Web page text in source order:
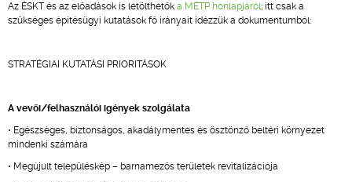
Az ÉSKT és az előadások is letölthetők a MÉTP honlapjáról; itt csak a
szükséges építésügyi kutatások fő irányait idézzük a dokumentumból:
STRATÉGIAI KUTATÁSI PRIORITÁSOK
A vevői/felhasználói igények szolgálata
• Egészséges, biztonságos, akadálymentes és ösztönző beltéri környezet
mindenki számára
• Megújult településkép – barnamezős területek revitalizációja